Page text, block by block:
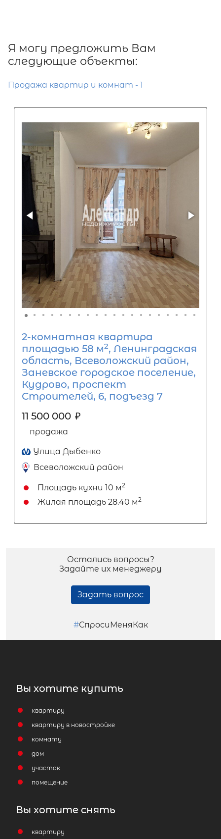
Я могу предложить Вам
следующие объекты:
Продажа квартир и комнат - 1
2-комнатная квартира
площадью 58 м2, Ленинградская
область, Всеволожский район,
Заневское городское поселение,
Кудрово, проспект
Строителей, 6, подъезд 7
11 500 000 ₽
продажа
Улица Дыбенко
Всеволожский район
Площадь кухни 10 м2
Жилая площадь 28.40 м2
Остались вопросы?
Задайте их менеджеру
Задать вопрос
#СпросиМеняКак
Вы хотите купить
квартиру
квартиру в новостройке
комнату
дом
участок
помещение
Вы хотите снять
квартиру